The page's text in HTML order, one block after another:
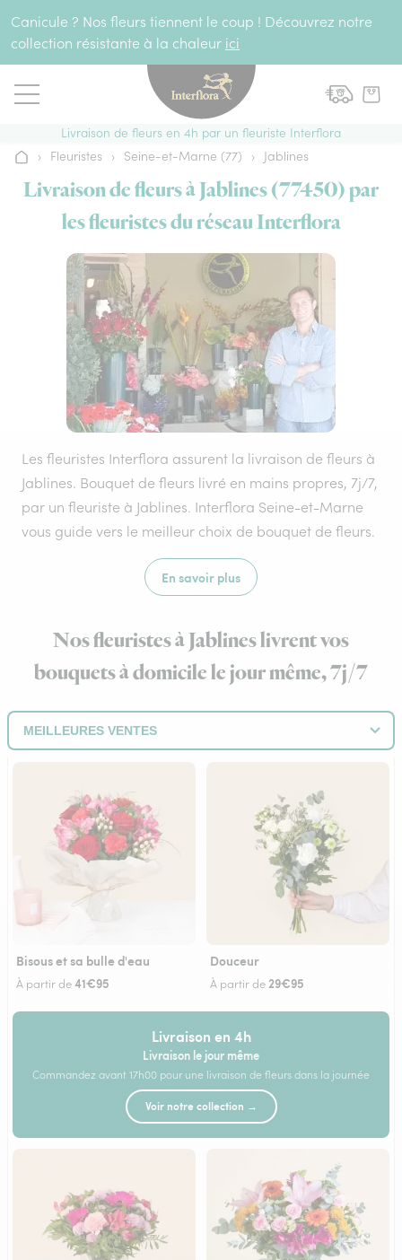
Canicule ? Nos fleurs tiennent le coup ! Découvrez notre
collection résistante à la chaleur ici
Livraison de fleurs en 4h par un fleuriste Interflora
Accueil
› Fleuristes › Seine-et-Marne (77) › Jablines
Livraison de fleurs à Jablines (77450) par
les fleuristes du réseau Interflora
Les fleuristes Interflora assurent la livraison de fleurs à
Jablines. Bouquet de fleurs livré en mains propres, 7j/7,
par un fleuriste à Jablines. Interflora Seine-et-Marne
vous guide vers le meilleur choix de bouquet de fleurs.
En savoir plus
Nos fleuristes à Jablines livrent vos
bouquets à domicile le jour même, 7j/7
Bisous et sa bulle d'eau
À partir de41€95
Douceur
À partir de 29€95
Livraison en 4h
Livraison le jour même
Commandez avant 17h00 pour une livraison de fleurs dans la journée
Voir notre collection →